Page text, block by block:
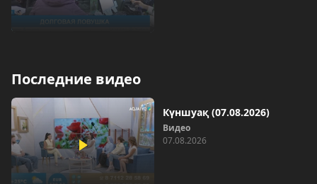
Последние видео
Күншуақ (07.08.2026)
Видео
07.08.2026